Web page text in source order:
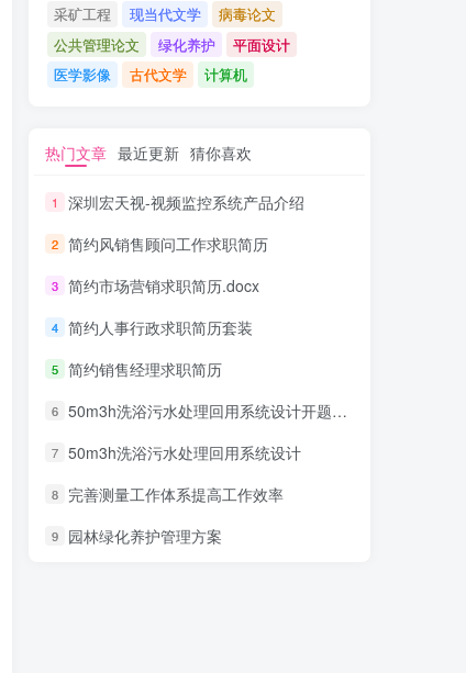
采矿工程
现当代文学
病毒论文
公共管理论文
绿化养护
平面设计
医学影像
古代文学 计算机
热门文章 最近更新 猜你喜欢
1 深圳宏天视-视频监控系统产品介绍
2 简约风销售顾问工作求职简历
3 简约市场营销求职简历.docx
4 简约人事行政求职简历套装
5 简约销售经理求职简历
6 50m3h洗浴污水处理回用系统设计开题报告
7 50m3h洗浴污水处理回用系统设计
8 完善测量工作体系提高工作效率
9 园林绿化养护管理方案